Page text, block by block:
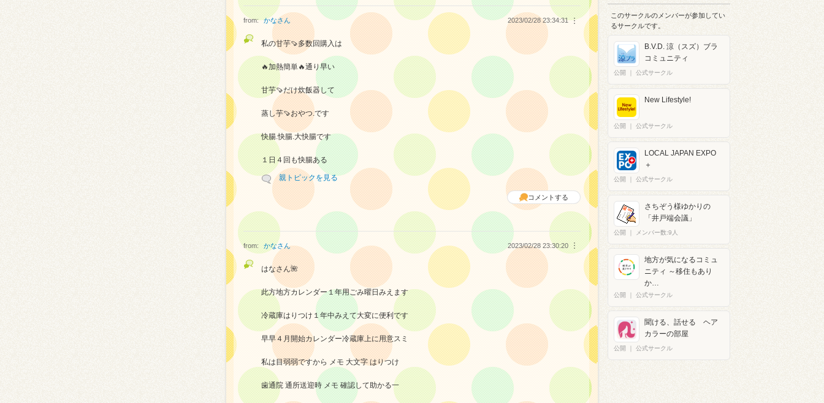
from: かなさん ︙
2023/02/28 23:34:31
私の甘芋🍠多数回購入は
🔥加熱簡単🔥通り早い
甘芋🍠だけ炊飯器して
蒸し芋🍠おやつ.です
快腸.快腸.大快腸です
１日４回も快腸ある
親トピックを見る
コメントする
from: かなさん ︙
2023/02/28 23:30:20
はなさん🌺
此方地方カレンダー１年用ごみ曜日みえます
冷蔵庫はりつけ１年中みえて大変に便利です
早早４月開始カレンダー冷蔵庫上に用意スミ
私は目弱弱ですから メモ 大文字 はりつけ
歯通院 通所送迎時 メモ 確認して助かる一
このサークルのメンバーが参加してい
るサークルです。
B.V.D. 涼（スズ）ブラ
コミュニティ
公開 公式サークル
New Lifestyle!
公開 公式サークル
LOCAL JAPAN EXPO
＋​
公開 公式サークル
さちぞう様ゆかりの
「井戸端会議」
公開 メンバー数:9人
地方が気になるコミュ
ニティ ～移住もあり
か…
公開 公式サークル
聞ける、話せる ヘア
カラーの部屋
公開 公式サークル